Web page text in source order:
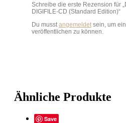
Schreibe die erste Rezension für
DIGIFILE-CD (Standard Edition)“
Du musstangemeldetsein, um
veröffentlichen zu können.
Ähnliche Produkte
Save